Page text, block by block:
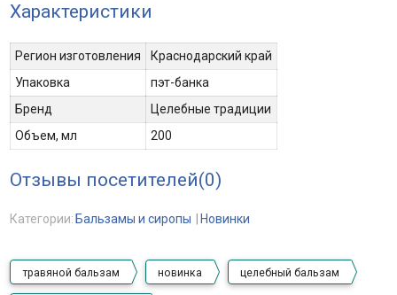
Характеристики
Регион изготовления
Краснодарский край
Упаковка
пэт-банка
Бренд
Целебные традиции
Объем, мл
200
Отзывы посетителей(0)
Категории: Бальзамы и сиропы Новинки
травяной бальзам новинка целебный бальзам